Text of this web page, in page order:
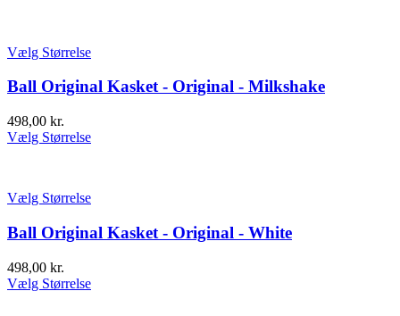
Vælg Størrelse
Ball Original Kasket - Original - Milkshake
498,00 kr.
Vælg Størrelse
Vælg Størrelse
Ball Original Kasket - Original - White
498,00 kr.
Vælg Størrelse